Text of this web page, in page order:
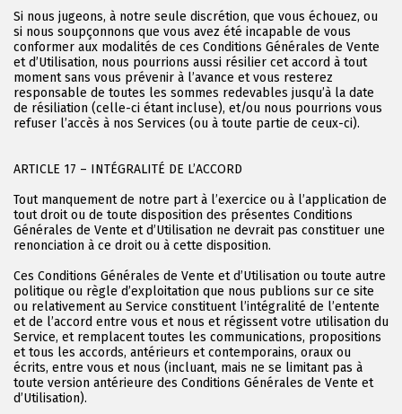
Si nous jugeons, à notre seule discrétion, que vous échouez, ou
si nous soupçonnons que vous avez été incapable de vous
conformer aux modalités de ces Conditions Générales de Vente
et d’Utilisation, nous pourrions aussi résilier cet accord à tout
moment sans vous prévenir à l’avance et vous resterez
responsable de toutes les sommes redevables jusqu’à la date
de résiliation (celle-ci étant incluse), et/ou nous pourrions vous
refuser l’accès à nos Services (ou à toute partie de ceux-ci).
ARTICLE 17 – INTÉGRALITÉ DE L’ACCORD
Tout manquement de notre part à l’exercice ou à l’application de
tout droit ou de toute disposition des présentes Conditions
Générales de Vente et d’Utilisation ne devrait pas constituer une
renonciation à ce droit ou à cette disposition.
Ces Conditions Générales de Vente et d’Utilisation ou toute autre
politique ou règle d’exploitation que nous publions sur ce site
ou relativement au Service constituent l’intégralité de l’entente
et de l’accord entre vous et nous et régissent votre utilisation du
Service, et remplacent toutes les communications, propositions
et tous les accords, antérieurs et contemporains, oraux ou
écrits, entre vous et nous (incluant, mais ne se limitant pas à
toute version antérieure des Conditions Générales de Vente et
d’Utilisation).